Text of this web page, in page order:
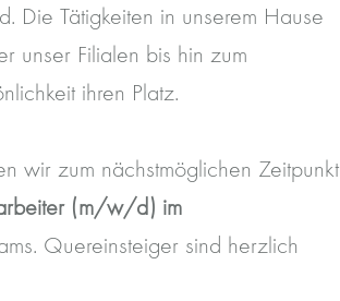
Die Tätigkeiten in unserem Hause
unser Filialen bis hin zum
ihren Platz.
wir zum nächstmöglichen Zeitpunkt
(m/w/d) im
Quereinsteiger sind herzlich